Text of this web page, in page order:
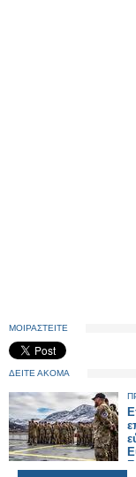
ΜΟΙΡΑΣΤΕΙΤΕ
ΔΕΙΤΕ ΑΚΟΜΑ